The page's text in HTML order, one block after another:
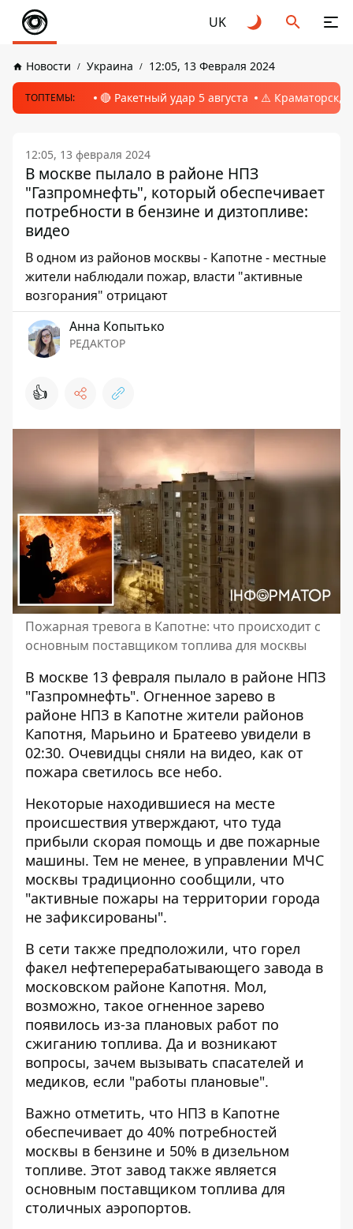
UK
Новости Украина 12:05, 13 Февраля 2024
ТОПТЕМЫ: 🔴 Ракетный удар 5 августа ⚠️ Краматорск,
12:05, 13 февраля 2024
В москве пылало в районе НПЗ
"Газпромнефть", который обеспечивает
потребности в бензине и дизтопливе:
видео
В одном из районов москвы - Капотне - местные
жители наблюдали пожар, власти "активные
возгорания" отрицают
Анна Копытько
РЕДАКТОР
👍
Пожарная тревога в Капотне: что происходит с
основным поставщиком топлива для москвы
В москве 13 февраля пылало в районе НПЗ
"Газпромнефть". Огненное зарево в
районе НПЗ в Капотне жители районов
Капотня, Марьино и Братеево увидели в
02:30. Очевидцы сняли на видео, как от
пожара светилось все небо.
Некоторые находившиеся на месте
происшествия утверждают, что туда
прибыли скорая помощь и две пожарные
машины. Тем не менее, в управлении МЧС
москвы традиционно сообщили, что
"активные пожары на территории города
не зафиксированы".
В сети также предположили, что горел
факел нефтеперерабатывающего завода в
московском районе Капотня. Мол,
возможно, такое огненное зарево
появилось из-за плановых работ по
сжиганию топлива. Да и возникают
вопросы, зачем вызывать спасателей и
медиков, если "работы плановые".
Важно отметить, что НПЗ в Капотне
обеспечивает до 40% потребностей
москвы в бензине и 50% в дизельном
топливе. Этот завод также является
основным поставщиком топлива для
столичных аэропортов.